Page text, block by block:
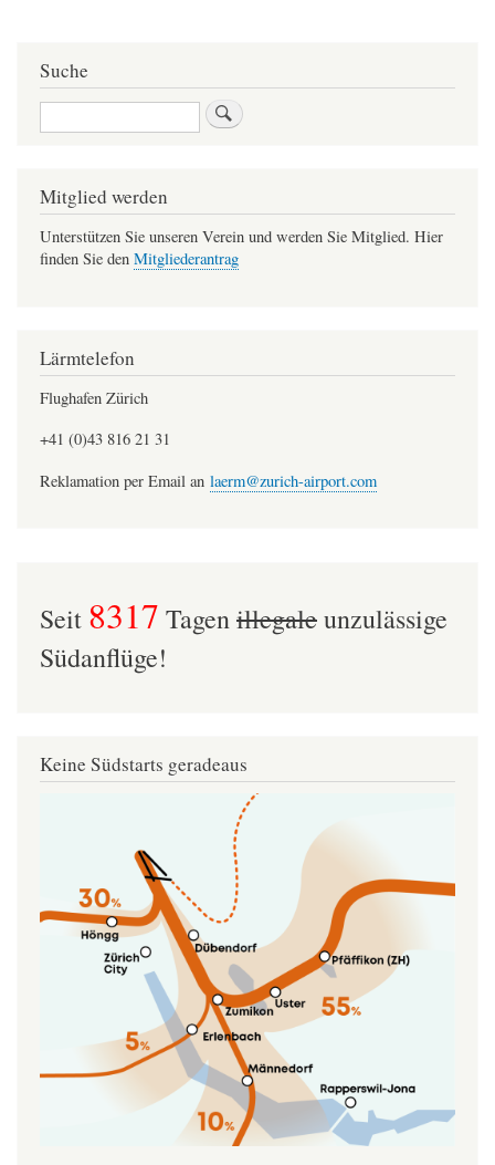
Suche
Suche
Mitglied werden
Unterstützen Sie unseren Verein und werden Sie Mitglied. Hier
finden Sie den Mitgliederantrag
Lärmtelefon
Flughafen Zürich
+41 (0)43 816 21 31
Reklamation per Email an laerm@zurich-airport.com
Seit 8317 Tagenillegaleunzulässige
Südanflüge!
Keine Südstarts geradeaus